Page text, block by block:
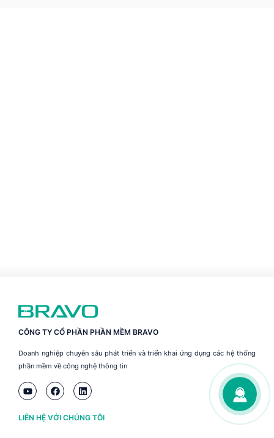
CÔNG TY CỔ PHẦN PHẦN MỀM BRAVO
Doanh nghiệp chuyên sâu phát triển và triển khai ứng dụng các hệ thống
phần mềm về công nghệ thông tin
LIÊN HỆ VỚI CHÚNG TÔI